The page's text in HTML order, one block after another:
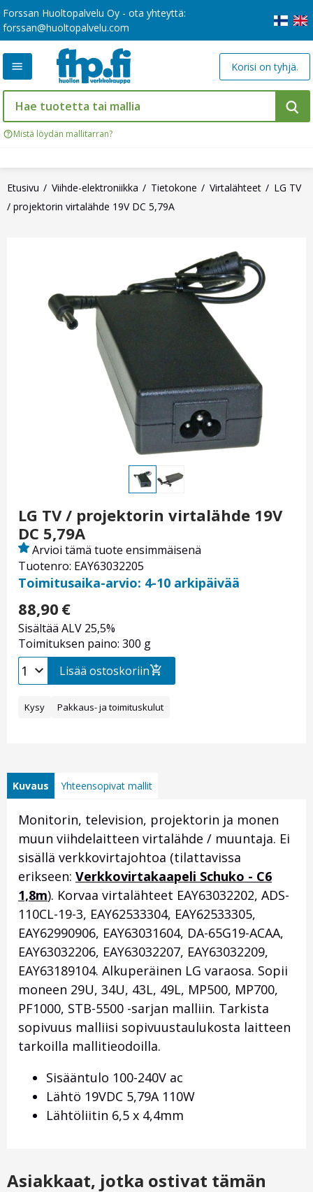
Forssan Huoltopalvelu Oy - ota yhteyttä:
forssan@huoltopalvelu.com
Mistä löydän mallitarran?
Korisi on tyhjä.
Etusivu Viihde-elektroniikka Tietokone Virtalähteet
LG TV
/ projektorin virtalähde 19V DC 5,79A
LG TV / projektorin virtalähde 19V
DC 5,79A
Tuotenro: EAY63032205
Arvioi tämä tuote ensimmäisenä
Toimitusaika-arvio: 4-10 arkipäivää
88,90 €
Sisältää ALV 25,5%
Toimituksen paino: 300 g
Lisää ostoskoriin
Kysy Pakkaus- ja toimituskulut
Kuvaus Yhteensopivat mallit
Monitorin, television, projektorin ja monen
muun viihdelaitteen virtalähde / muuntaja. Ei
sisällä verkkovirtajohtoa (tilattavissa
erikseen: Verkkovirtakaapeli Schuko - C6
1,8m). Korvaa virtalähteet EAY63032202, ADS-
110CL-19-3, EAY62533304, EAY62533305,
EAY62990906, EAY63031604, DA-65G19-ACAA,
EAY63032206, EAY63032207, EAY63032209,
EAY63189104. Alkuperäinen LG varaosa. Sopii
moneen 29U, 34U, 43L, 49L, MP500, MP700,
PF1000, STB-5500 -sarjan malliin. Tarkista
sopivuus malliisi sopivuustaulukosta laitteen
tarkoilla mallitieodoilla.
Sisääntulo 100-240V ac
Lähtö 19VDC 5,79A 110W
Lähtöliitin 6,5 x 4,4mm
Asiakkaat, jotka ostivat tämän